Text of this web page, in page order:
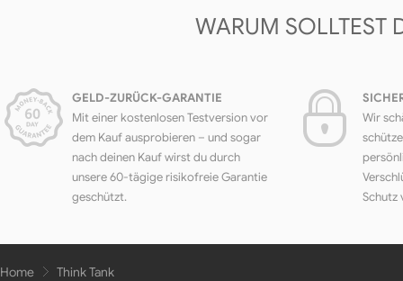
WARUM SOLLTEST
GELD-ZURÜCK-GARANTIE
Mit einer kostenlosen Testversion vor
dem Kauf ausprobieren – und sogar
nach deinen Kauf wirst du durch
unsere 60-tägige risikofreie Garantie
geschützt.
Wir
Schutz
Home Think Tank